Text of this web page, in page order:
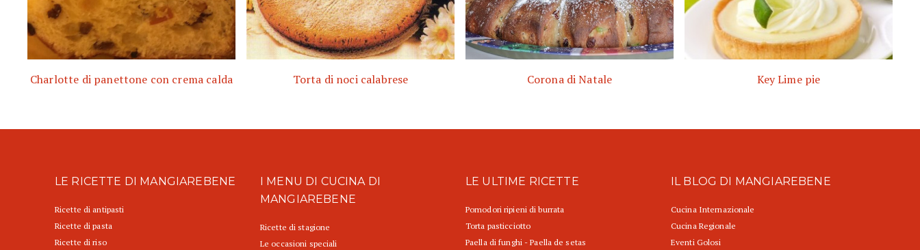
Charlotte di panettone con crema calda Torta di noci calabrese Corona di Natale Key Lime pie
LE RICETTE DI MANGIAREBENE
Ricette di antipasti
Ricette di pasta
Ricette di riso
I MENU DI CUCINA DI
MANGIAREBENE
Ricette di stagione
Le occasioni speciali
LE ULTIME RICETTE
Pomodori ripieni di burrata
Torta pasticciotto
Paella di funghi - Paella de setas
IL BLOG DI MANGIAREBENE
Cucina Internazionale
Cucina Regionale
Eventi Golosi